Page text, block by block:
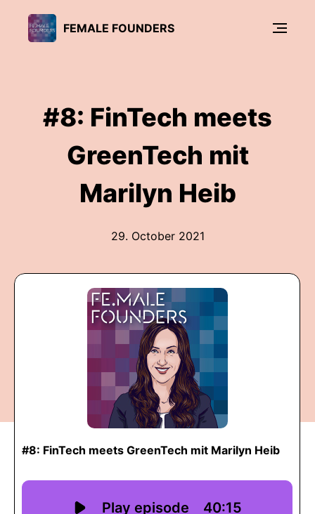
FEMALE FOUNDERS
#8: FinTech meets
GreenTech mit
Marilyn Heib
29. October 2021